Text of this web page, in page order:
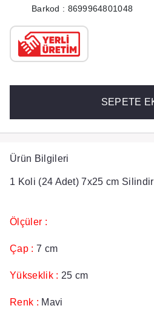
Barkod : 8699964801048
SEPETE
Ürün Bilgileri
1 Koli (24 Adet) 7x25 cm
Ölçüler :
Çap : 7 cm
Yükseklik : 25 cm
Renk : Mavi